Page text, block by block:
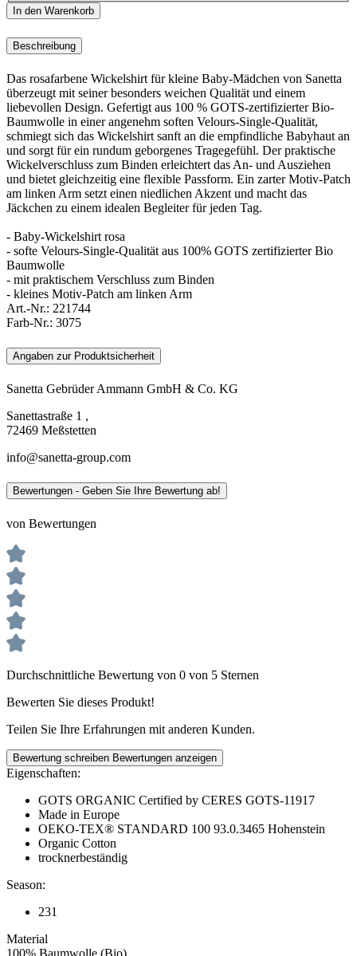
In den Warenkorb
Beschreibung
Das rosafarbene Wickelshirt für kleine Baby-Mädchen von Sanetta
überzeugt mit seiner besonders weichen Qualität und einem
liebevollen Design. Gefertigt aus 100 % GOTS-zertifizierter Bio-
Baumwolle in einer angenehm soften Velours-Single-Qualität,
schmiegt sich das Wickelshirt sanft an die empfindliche Babyhaut an
und sorgt für ein rundum geborgenes Tragegefühl. Der praktische
Wickelverschluss zum Binden erleichtert das An- und Ausziehen
und bietet gleichzeitig eine flexible Passform. Ein zarter Motiv-Patch
am linken Arm setzt einen niedlichen Akzent und macht das
Jäckchen zu einem idealen Begleiter für jeden Tag.
- Baby-Wickelshirt rosa
- softe Velours-Single-Qualität aus 100% GOTS zertifizierter Bio
Baumwolle
- mit praktischem Verschluss zum Binden
- kleines Motiv-Patch am linken Arm
Art.-Nr.: 221744
Farb-Nr.: 3075
Angaben zur Produktsicherheit
Sanetta Gebrüder Ammann GmbH & Co. KG
Sanettastraße 1 ,
72469 Meßstetten
info@sanetta-group.com
Bewertungen - Geben Sie Ihre Bewertung ab!
von Bewertungen
Durchschnittliche Bewertung von 0 von 5 Sternen
Bewerten Sie dieses Produkt!
Teilen Sie Ihre Erfahrungen mit anderen Kunden.
Bewertung schreiben Bewertungen anzeigen
Eigenschaften:
GOTS ORGANIC Certified by CERES GOTS-11917
Made in Europe
OEKO-TEX® STANDARD 100 93.0.3465 Hohenstein
Organic Cotton
trocknerbeständig
Season:
231
Material